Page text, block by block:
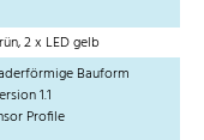
2 x LED gelb
Bauform
1.1
Profile